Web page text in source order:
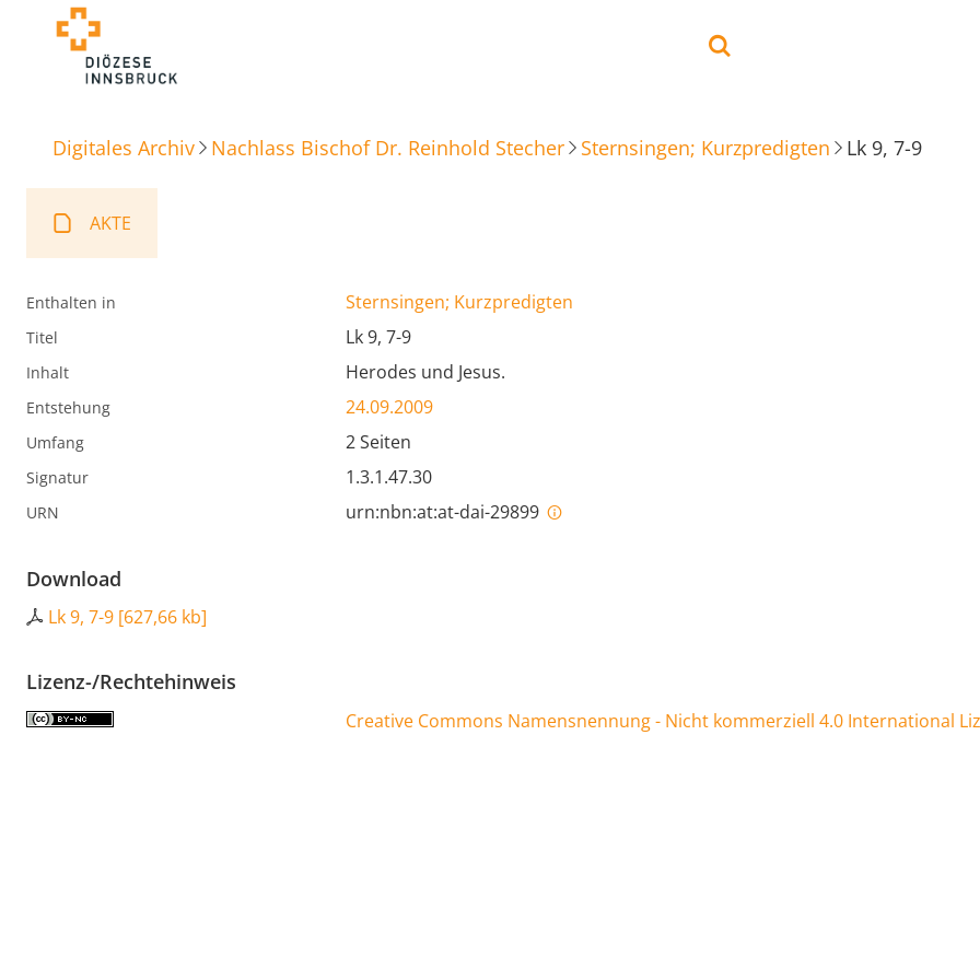
Digitales Archiv Nachlass Bischof Dr. Reinhold Stecher Sternsingen; Kurzpredigten Lk 9, 7-9
AKTE
Enthalten in Sternsingen; Kurzpredigten
Titel Lk 9, 7-9
Inhalt Herodes und Jesus.
Entstehung 24.09.2009
Umfang 2 Seiten
Signatur 1.3.1.47.30
URN urn:nbn:at:at-dai-29899
Download
Lk 9, 7-9 [627,66 kb]
Lizenz-/Rechtehinweis
Creative Commons Namensnennung - Nicht kommerziell 4.0 International